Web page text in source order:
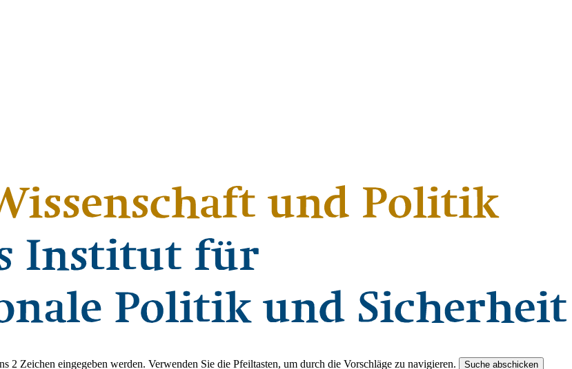
2 Zeichen eingegeben werden. Verwenden Sie die Pfeiltasten, um durch die Vorschläge zu navigieren. Suche abschicken